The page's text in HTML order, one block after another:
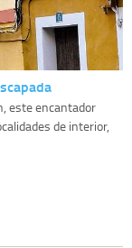
este encantador
de interior,